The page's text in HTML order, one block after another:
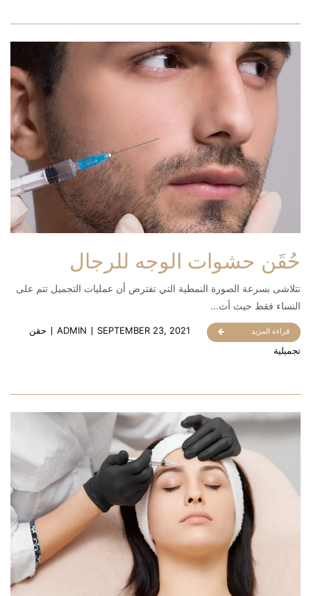
حُقَن حشوات الوجه للرجال
تتلاشى بسرعة الصورة النمطية التي تفترض أن عمليات التجميل تتم على
النساء فقط حيث أث...
قراءة المزيد ADMIN SEPTEMBER 23, 2021
حقن
تجميلية